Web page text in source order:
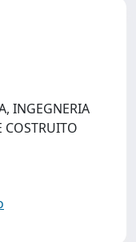
INGEGNERIA
COSTRUITO